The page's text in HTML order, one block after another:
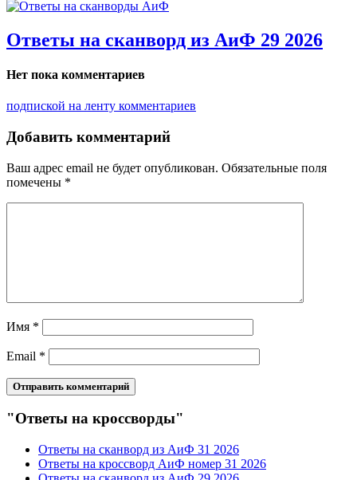
Ответы на сканворд из АиФ 29 2026
Нет пока комментариев
подпиской на ленту комментариев
Добавить комментарий
Ваш адрес email не будет опубликован. Обязательные поля
помечены *
Имя *
Email *
"Ответы на кроссворды"
Ответы на сканворд из АиФ 31 2026
Ответы на кроссворд АиФ номер 31 2026